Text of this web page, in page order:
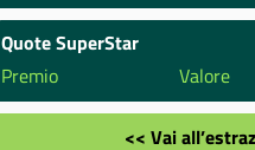
Quote SuperStar
Premio
Valore
<< Vai